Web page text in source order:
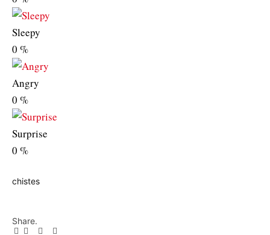
Sleepy
0 %
Angry
0 %
Surprise
0 %
chistes
Share.